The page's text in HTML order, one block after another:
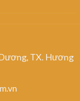
TX. Hương